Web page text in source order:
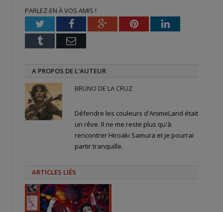
nouvelle
fenêtre) fenêtre) nouvelle
fenêtre)
PARLEZ-EN À VOS AMIS !
TwitterFacebookGoogle+PinterestLinkedIn
Tumblr Email
A PROPOS DE L'AUTEUR
BRUNO DE LA CRUZ
Défendre les couleurs d'AnimeLand était
un rêve. Il ne me reste plus qu'à
rencontrer Hiroaki Samura et je pourrai
partir tranquille.
ARTICLES LIÉS